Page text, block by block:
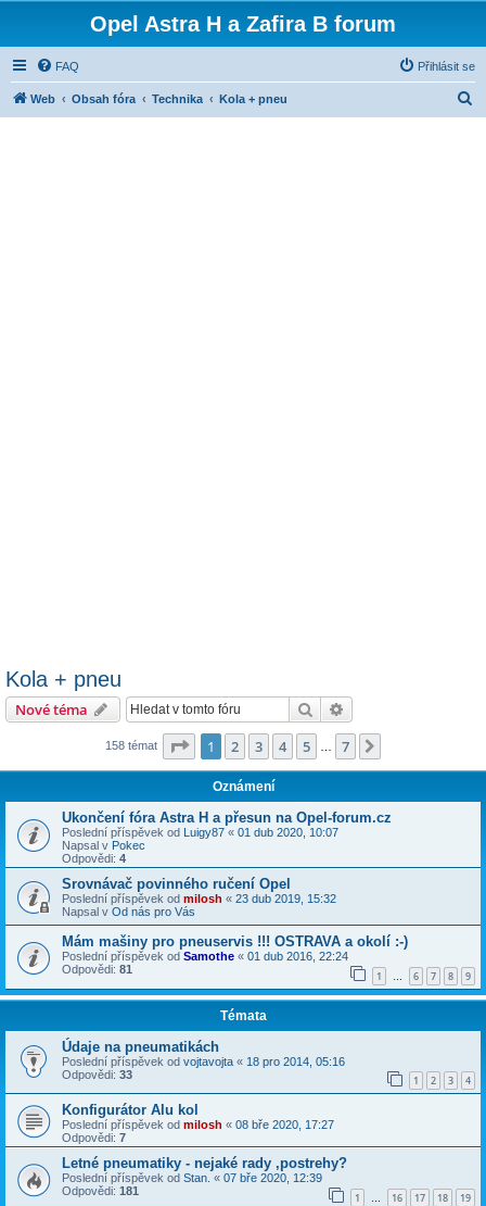
Opel Astra H a Zafira B forum
FAQ Přihlásit se
Web Obsah fóra Technika Kola + pneu
Kola + pneu
Nové téma Hledat
158 témat Stránka z
1 2 3 4 5 7
Oznámení
Ukončení fóra Astra H a přesun na Opel-forum.cz
Poslední příspěvek od Luigy87 « 01 dub 2020, 10:07
Napsal v Pokec
Odpovědi: 4
Srovnávač povinného ručení Opel
Poslední příspěvek od milosh « 23 dub 2019, 15:32
Napsal v Od nás pro Vás
Mám mašiny pro pneuservis !!! OSTRAVA a okolí :-)
Poslední příspěvek od Samothe « 01 dub 2016, 22:24
Odpovědi: 81 1 … 6 7 8 9
Témata
Údaje na pneumatikách
Poslední příspěvek od vojtavojta « 18 pro 2014, 05:16
Odpovědi: 33 1 2 3 4
Konfigurátor Alu kol
Poslední příspěvek od milosh « 08 bře 2020, 17:27
Odpovědi: 7
Letné pneumatiky - nejaké rady ,postrehy?
Poslední příspěvek od Stan. « 07 bře 2020, 12:39
Odpovědi: 181 1 … 16 17 18 19